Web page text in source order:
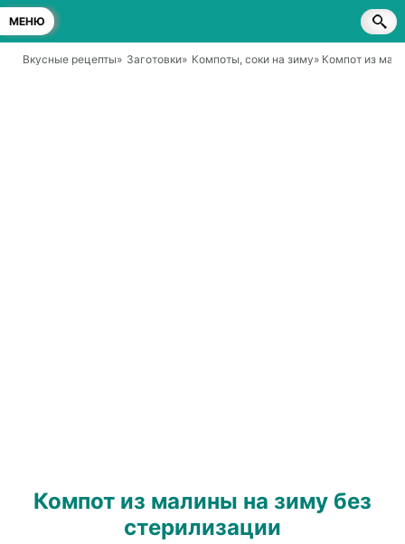
МЕНЮ
Вкусные рецепты» Заготовки» Компоты, соки на зиму» Компот из
Компот из малины на зиму без
стерилизации